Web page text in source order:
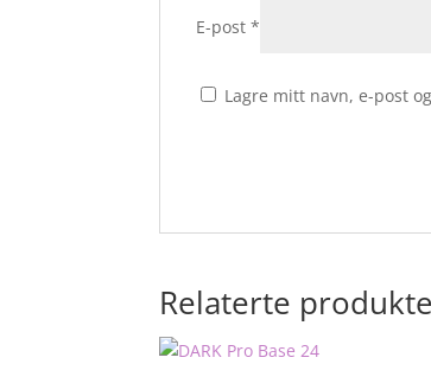
E-post*
Lagre mitt navn, e-post
Relaterte